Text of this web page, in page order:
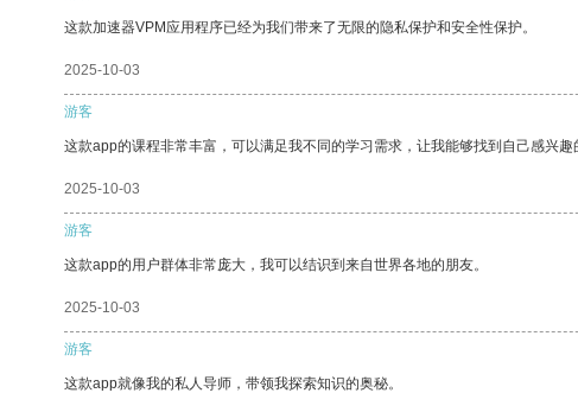
这款加速器VPM应用程序已经为我们带来了无限的隐私保护和安全性保护。
2025-10-03
游客
这款app的课程非常丰富，可以满足我不同的学习需求，让我能够找到自己感兴趣
2025-10-03
游客
这款app的用户群体非常庞大，我可以结识到来自世界各地的朋友。
2025-10-03
游客
这款app就像我的私人导师，带领我探索知识的奥秘。